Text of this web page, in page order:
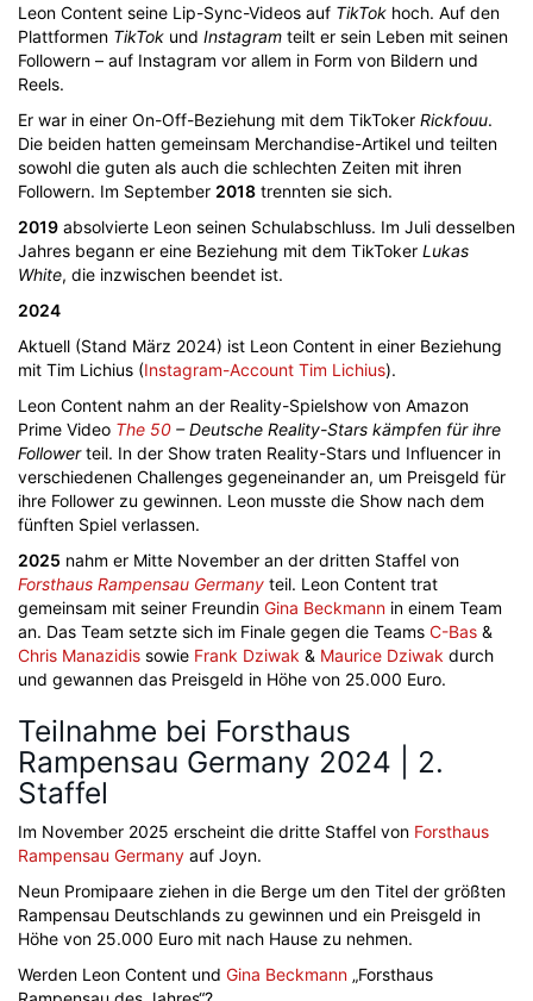
Leon Content seine Lip-Sync-Videos auf TikTok hoch. Auf den
Plattformen TikTok und Instagram teilt er sein Leben mit seinen
Followern – auf Instagram vor allem in Form von Bildern und
Reels.
Er war in einer On-Off-Beziehung mit dem TikToker Rickfouu.
Die beiden hatten gemeinsam Merchandise-Artikel und teilten
sowohl die guten als auch die schlechten Zeiten mit ihren
Followern. Im September 2018 trennten sie sich.
2019 absolvierte Leon seinen Schulabschluss. Im Juli desselben
Jahres begann er eine Beziehung mit dem TikToker Lukas
White, die inzwischen beendet ist.
2024
Aktuell (Stand März 2024) ist Leon Content in einer Beziehung
mit Tim Lichius (Instagram-Account Tim Lichius).
Leon Content nahm an der Reality-Spielshow von Amazon
Prime Video The 50 – Deutsche Reality-Stars kämpfen für ihre
Followerteil. In der Show traten Reality-Stars und Influencer in
verschiedenen Challenges gegeneinander an, um Preisgeld für
ihre Follower zu gewinnen. Leon musste die Show nach dem
fünften Spiel verlassen.
2025 nahm er Mitte November an der dritten Staffel von
Forsthaus Rampensau Germany teil. Leon Content trat
gemeinsam mit seiner Freundin Gina Beckmann in einem Team
an. Das Team setzte sich im Finale gegen die Teams C-Bas &
Chris Manazidis sowie Frank Dziwak & Maurice Dziwak durch
und gewannen das Preisgeld in Höhe von 25.000 Euro.
Teilnahme bei Forsthaus
Rampensau Germany 2024 | 2.
Staffel
Im November 2025 erscheint die dritte Staffel von Forsthaus
Rampensau Germany auf Joyn.
Neun Promipaare ziehen in die Berge um den Titel der größten
Rampensau Deutschlands zu gewinnen und ein Preisgeld in
Höhe von 25.000 Euro mit nach Hause zu nehmen.
Werden Leon Content und Gina Beckmann „Forsthaus